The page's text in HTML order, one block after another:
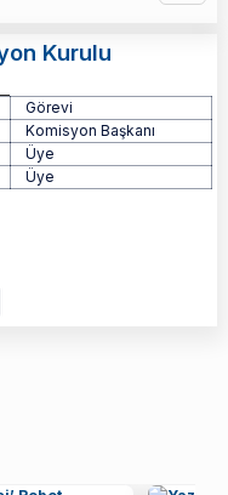
Kurulu
Görevi
Komisyon Başkanı
Üye
Üye